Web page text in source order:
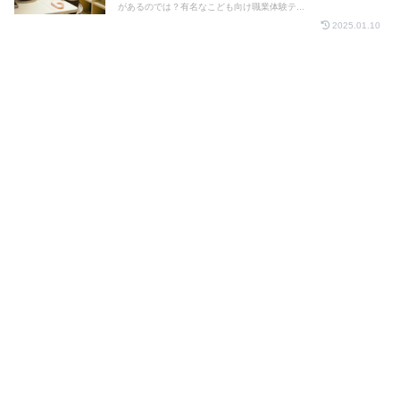
があるのでは？有名なこども向け職業体験テ...
2025.01.10